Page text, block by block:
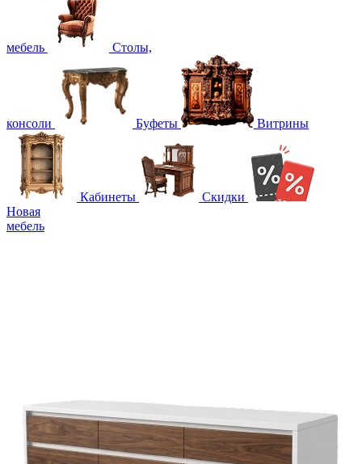
мебель Столы,
консоли Буфеты Витрины
Кабинеты
Скидки
Новая
мебель